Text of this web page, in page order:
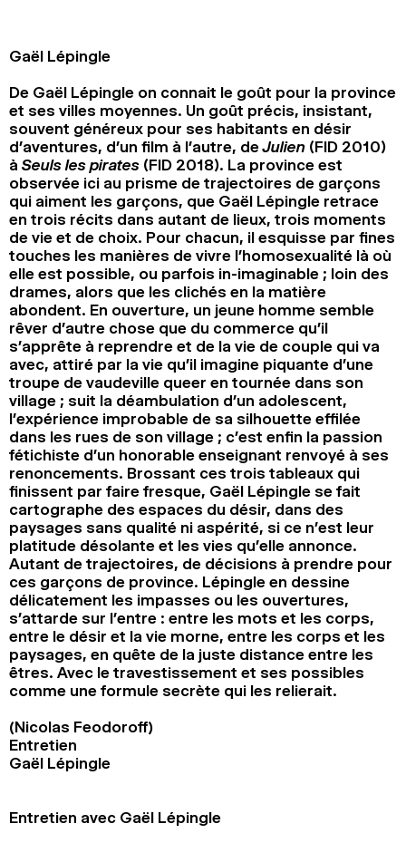
RECHERCHE
Gaël Lépingle
De Gaël Lépingle on connait le goût pour la province
et ses villes moyennes. Un goût précis, insistant,
souvent généreux pour ses habitants en désir
d’aventures, d’un film à l’autre, deJulien (FID 2010)
à Seuls les pirates (FID 2018). La province est
observée ici au prisme de trajectoires de garçons
qui aiment les garçons, que Gaël Lépingle retrace
en trois récits dans autant de lieux, trois moments
de vie et de choix. Pour chacun, il esquisse par fines
touches les manières de vivre l’homosexualité là où
elle est possible, ou parfois in-imaginable ; loin des
drames, alors que les clichés en la matière
abondent. En ouverture, un jeune homme semble
rêver d’autre chose que du commerce qu’il
s’apprête à reprendre et de la vie de couple qui va
avec, attiré par la vie qu’il imagine piquante d’une
troupe de vaudeville queer en tournée dans son
village ; suit la déambulation d’un adolescent,
l’expérience improbable de sa silhouette effilée
dans les rues de son village ; c’est enfin la passion
fétichiste d’un honorable enseignant renvoyé à ses
renoncements. Brossant ces trois tableaux qui
finissent par faire fresque, Gaël Lépingle se fait
cartographe des espaces du désir, dans des
paysages sans qualité ni aspérité, si ce n’est leur
platitude désolante et les vies qu’elle annonce.
Autant de trajectoires, de décisions à prendre pour
ces garçons de province. Lépingle en dessine
délicatement les impasses ou les ouvertures,
s’attarde sur l’entre : entre les mots et les corps,
entre le désir et la vie morne, entre les corps et les
paysages, en quête de la juste distance entre les
êtres. Avec le travestissement et ses possibles
comme une formule secrète qui les relierait.
(Nicolas Feodoroff)
Entretien
Gaël Lépingle
Entretien avec Gaël Lépingle